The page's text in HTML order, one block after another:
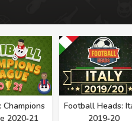
Champions
2020‑21
Football Heads:
2019‑20